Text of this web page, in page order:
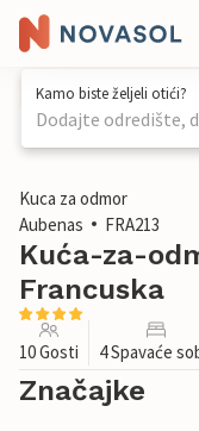
Kamo biste željeli otići?
Dodajte odredište,
1 / 24
Kuca za odmor
Aubenas
FRA213
Kuća-za-
Francuska
10 Gosti 4 Spavaće
Značajke